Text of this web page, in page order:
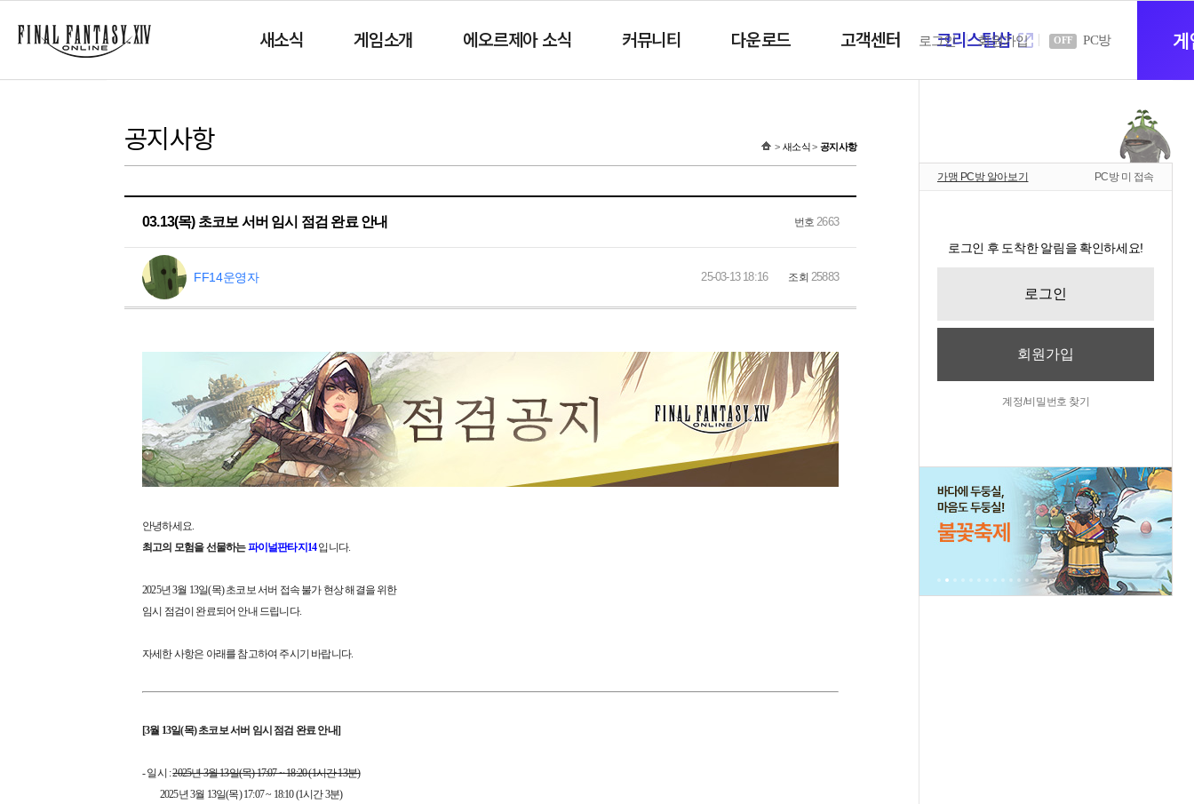
새소식 게임소개 에오르제아 소식 커뮤니티 다운로드 고객센터 크리스탈샵새
로그인 회원가입 OFF PC방
공지사항 새소식 공지사항
03.13(목) 초코보 서버 임시 점검 완료 안내 번호 2663
FF14운영자 25-03-13 18:16 조회 25883
안녕하세요.
최고의 모험을 선물하는파이널판타지14입니다.
2025년 3월 13일(목) 초코보 서버 접속 불가 현상 해결을 위한
임시 점검이 완료되어 안내 드립니다.
자세한 사항은 아래를 참고하여 주시기 바랍니다.
[3월 13일(목) 초코보 서버 임시 점검 완료 안내]
- 일시 :2025년 3월 13일(목) 17:07 ~ 18:20 (1시간 13분)
2025년 3월 13일(목) 17:07 ~ 18:10 (1시간 3분)
가맹 PC방 알아보기 PC방 미 접속
로그인 후 도착한 알림을 확인하세요!
로그인
회원가입
계정/비밀번호 찾기